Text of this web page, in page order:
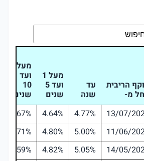
הריבית
מ-
עד
שנה
מעל 1
ועד 5
שנים
ועד
10
שנים
13/07/
4.77%
4.64%
4.67%
11/06/
5.00%
4.80%
4.71%
14/05/
5.05%
4.82%
4.59%